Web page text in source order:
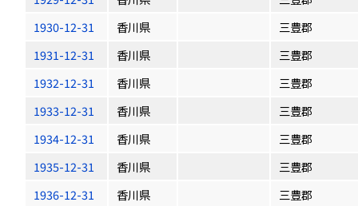
1930-12-31
香川県
三豊郡
1931-12-31
香川県
三豊郡
1932-12-31
香川県
三豊郡
1933-12-31
香川県
三豊郡
1934-12-31
香川県
三豊郡
1935-12-31
香川県
三豊郡
1936-12-31
香川県
三豊郡